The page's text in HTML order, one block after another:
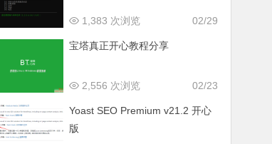
02/29
1,383 次浏览
宝塔真正开心教程分享
02/23
2,556 次浏览
Yoast SEO Premium v​​21.2 开心
版